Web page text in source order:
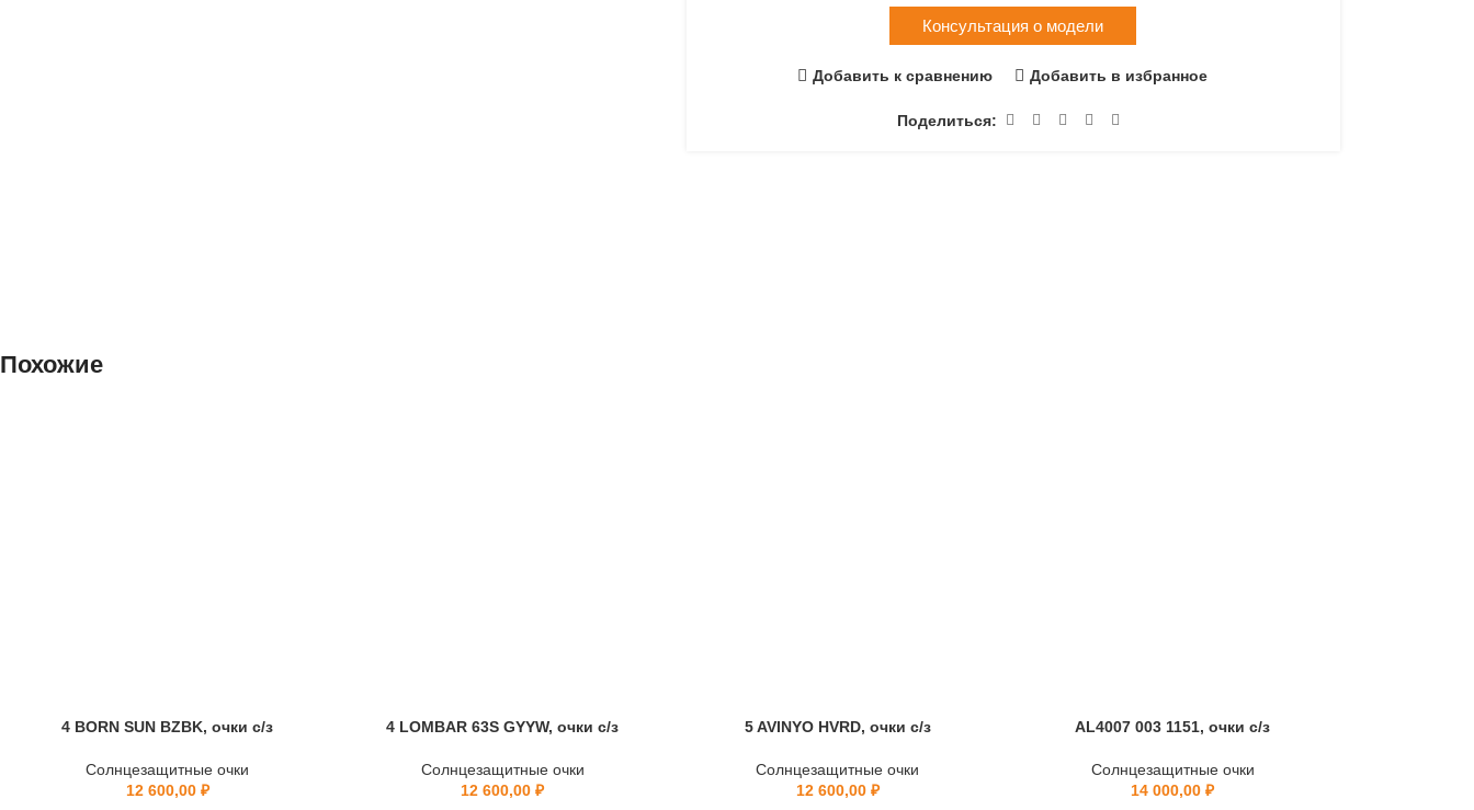
Консультация о модели
Добавить к сравнению Добавить в избранное
Поделиться:
Похожие
4 BORN SUN BZBK, очки с/з
Солнцезащитные очки
12 600,00 ₽
4 LOMBAR 63S GYYW, очки с/з
Солнцезащитные очки
12 600,00₽
5 AVINYO HVRD, очки с/з
Солнцезащитные очки
12 600,00 ₽
AL4007 003 1151, очки с/з
Солнцезащитные очки
14 000,00₽